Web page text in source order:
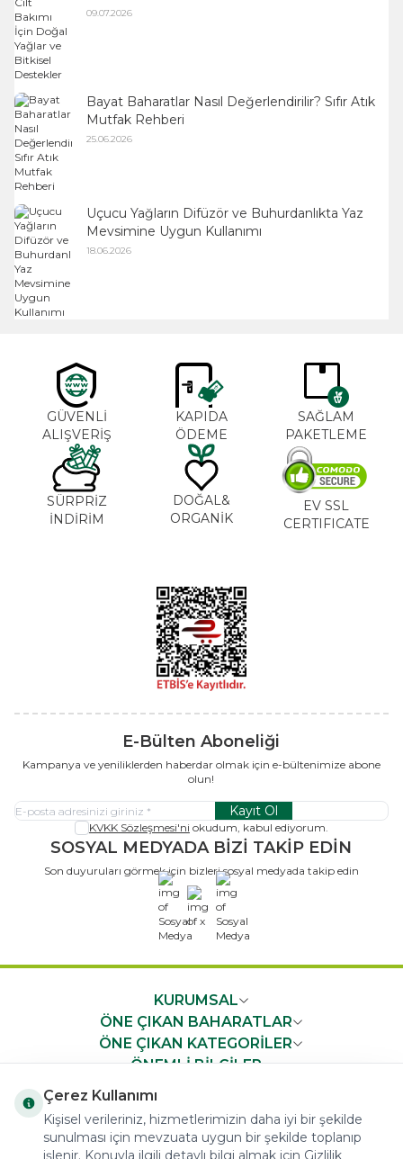
09.07.2026
Bayat Baharatlar Nasıl Değerlendirilir? Sıfır Atık
Mutfak Rehberi
25.06.2026
Uçucu Yağların Difüzör ve Buhurdanlıkta Yaz
Mevsimine Uygun Kullanımı
18.06.2026
GÜVENLİ
ALIŞVERİŞ
KAPIDA
ÖDEME
SAĞLAM
PAKETLEME
SÜRPRİZ
İNDİRİM
DOĞAL&
ORGANİK
EV SSL
CERTIFICATE
E-Bülten Aboneliği
Kampanya ve yeniliklerden haberdar olmak için e-bültenimize abone
olun!
Kayıt Ol
KVKK Sözleşmesi'ni okudum, kabul ediyorum.
SOSYAL MEDYADA BİZİ TAKİP EDİN
Son duyuruları görmek için bizleri sosyal medyada takip edin
x
KURUMSAL
ÖNE ÇIKAN BAHARATLAR
ÖNE ÇIKAN KATEGORİLER
ÖNEMLİ BİLGİLER
Çerez Kullanımı
Kişisel verileriniz, hizmetlerimizin daha iyi bir şekilde
sunulması için mevzuata uygun bir şekilde toplanıp
işlenir. Konuyla ilgili detaylı bilgi almak için Gizlilik